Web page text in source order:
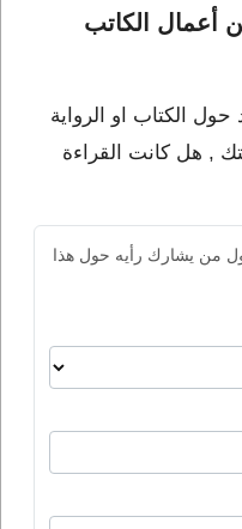
أعمال الكاتب
الكتاب او الرواية
, هل كانت القراءة
من يشارك رأيه حول هذا